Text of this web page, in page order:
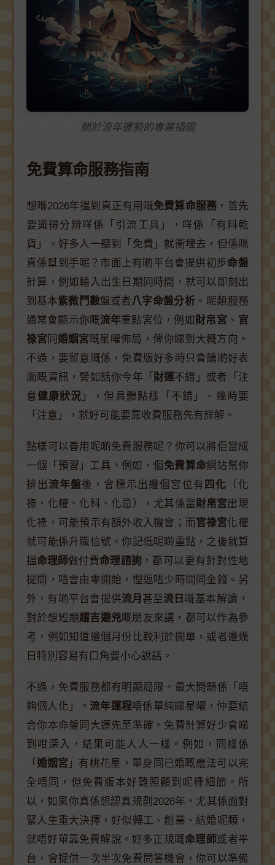
關於流年運勢的專業插圖
免費算命服務指南
想喺2026年搵到真正有用嘅免費算命服務 ，首先
要識得分辨咩係「引流工具」，咩係「有料乾
貨」。好多人一聽到「免費」就衝埋去，但係咪
真係幫到手呢？市面上有啲平台會提供初步命盤
計算，例如輸入出生日期同時間，就可以即刻出
到基本紫微鬥數盤或者八字命盤分析 。呢類服務
通常會顯示你嘅流年重點宮位，例如 財帛宮 、 官
祿宮 同 婚姻宮嘅星曜佈局，俾你睇到大概方向。
不過，要留意嘅係，免費版好多時只會講啲好表
面嘅資訊，譬如話你今年「 財運不錯」或者「注
意健康狀況 」，但具體點樣「不錯」、幾時要
「注意」，就好可能要靠收費服務先有詳解。
點樣可以善用呢啲免費服務呢？你可以將佢當成
一個「預習」工具。例如，個 免費算命網站幫你
排出 流年盤後，會標示出邊個宮位有 四化 （化
祿、化權、化科、化忌），尤其係當財帛宮出現
化祿，可能預示有額外收入機會；而官祿宮化權
就可能係升職信號。你記低呢啲重點，之後就算
搵命理師做付費命理諮詢 ，都可以更有針對性地
提問，唔會由零開始，慳返唔少時間同金錢。另
外，有啲平台會提供流月 甚至流日 嘅基本解讀，
對於想短期 趨吉避兇嘅朋友來講，都可以作為參
考，例如知道邊個月份比較利於開單，或者邊幾
日特別容易有口角要小心說話。
不過，免費服務都有明顯局限。最大問題係「唔
夠個人化」。 流年運程唔係單純睇星曜，仲要結
合你本命盤同大運先至準確。免費計算好少會睇
到咁深入，結果可能人人一樣。例如，同樣係
「 婚姻宮 」有桃花星，單身同已婚嘅應法可以完
全唔同，但免費版本好難照顧到呢種細節。所
以，如果你真係想認真規劃2026年，尤其係面對
緊人生重大決擇，好似轉工、創業、結婚呢類，
就唔好單靠免費解說。好多正規嘅命理師或者平
台，會提供一次半次免費問答機會，你可以準備